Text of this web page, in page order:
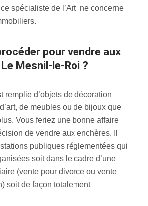
spécialiste de l’Art ne concerne
Mesnil-le-Roi ?
remplie d’objets de décoration
de meubles ou de bijoux que
Vous feriez une bonne affaire
de vendre aux enchères. Il
publiques réglementées qui
soit dans le cadre d’une
(vente pour divorce ou vente
soit de façon totalement